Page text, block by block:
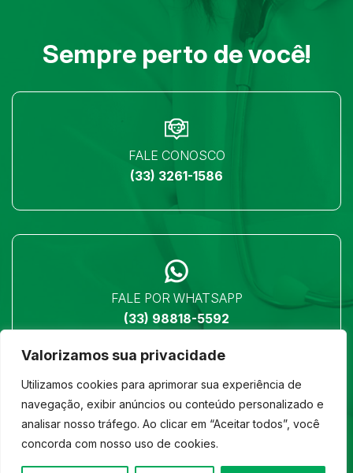
Valorizamos sua privacidade
Utilizamos cookies para aprimorar sua experiência de
navegação, exibir anúncios ou conteúdo personalizado e
analisar nosso tráfego. Ao clicar em “Aceitar todos”, você
concorda com nosso uso de cookies.
Sempre perto de você!
FALE CONOSCO
(33) 3261-1586
FALE POR WHATSAPP
(33) 98818-5592
LOCALIZAÇÃO